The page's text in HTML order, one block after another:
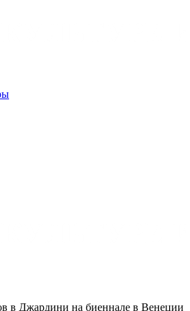
в Джардини на биеннале в Венеции